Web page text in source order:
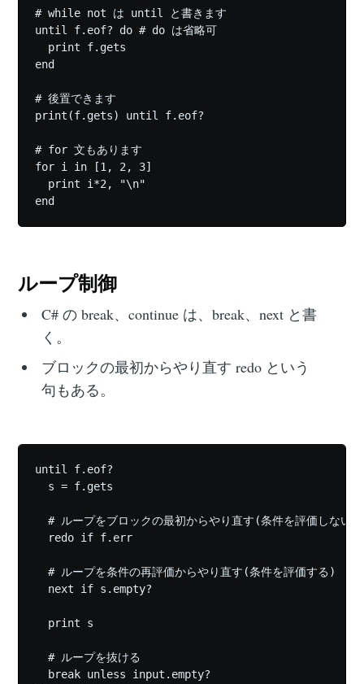
# while not は until と書きます
until f.eof? do # do は省略可
  print f.gets
end
# 後置できます
print(f.gets) until f.eof?
# for 文もあります
for i in [1, 2, 3]
  print i*2, "\n"
ループ制御
C# の break、continue は、break、next と書
く。
ブロックの最初からやり直す redo という
句もある。
until f.eof?
  s = f.gets
  # ループをブロックの最初からやり直す(条件を評価しない)
  redo if f.err
  # ループを条件の再評価からやり直す(条件を評価する)
  next if s.empty?
  print s
  # ループを抜ける
  break unless input.empty?